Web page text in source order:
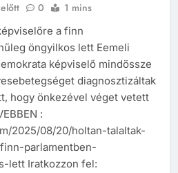
0 1 mins
a finn
öngyilkos lett Eemeli
képviselő mindössze
diagnosztizáltak
hogy önkezével véget vetett
:
2025/08/20/holtan-talaltak-
parlamentben-
lett Iratkozzon fel: